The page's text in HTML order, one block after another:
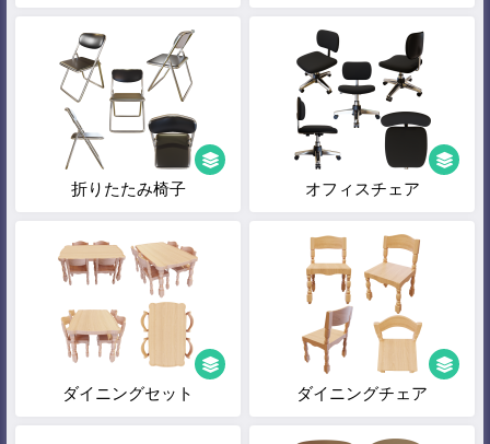
折りたたみ椅子 オフィスチェア
ダイニングセット ダイニングチェア